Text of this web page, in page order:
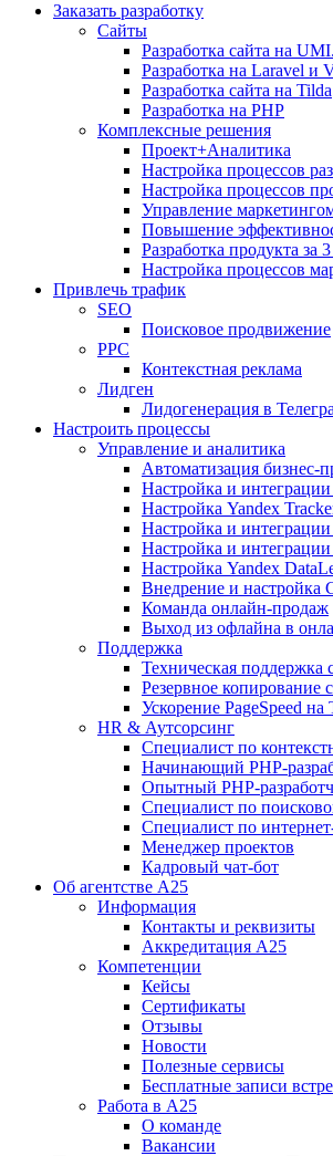
Заказать разработку
Сайты
Разработка сайта на
Разработка на Laravel и
Разработка сайта на Tilda
Разработка на PHP
Комплексные решения
Проект+Аналитика
Настройка процессов
Настройка процессов
Управление
Повышение
Разработка продукта за
Настройка процессов
Привлечь трафик
SEO
Поисковое продвижение
PPC
Контекстная реклама
Лидген
Лидогенерация в
Настроить процессы
Управление и аналитика
Автоматизация бизнес-
Настройка и
Настройка Yandex
Настройка и
Настройка и интеграции
Настройка Yandex
Внедрение и настройка
Команда онлайн-продаж
Выход из офлайна в
Поддержка
Техническая поддержка
Резервное копирование
Ускорение PageSpeed на
HR & Аутсорсинг
Специалист по
Начинающий PHP-
Опытный PHP-
Специалист по
Специалист по
Менеджер проектов
Кадровый чат-бот
Об агентстве А25
Информация
Контакты и реквизиты
Аккредитация А25
Компетенции
Кейсы
Сертификаты
Отзывы
Новости
Полезные сервисы
Бесплатные записи
Работа в А25
О команде
Вакансии